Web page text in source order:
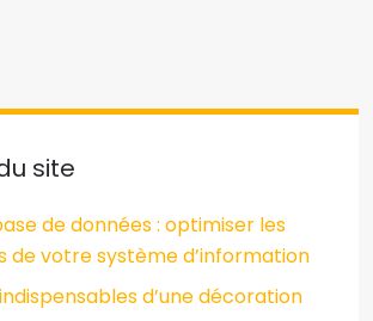
site
de données : optimiser les
de votre système d’information
d’une décoration